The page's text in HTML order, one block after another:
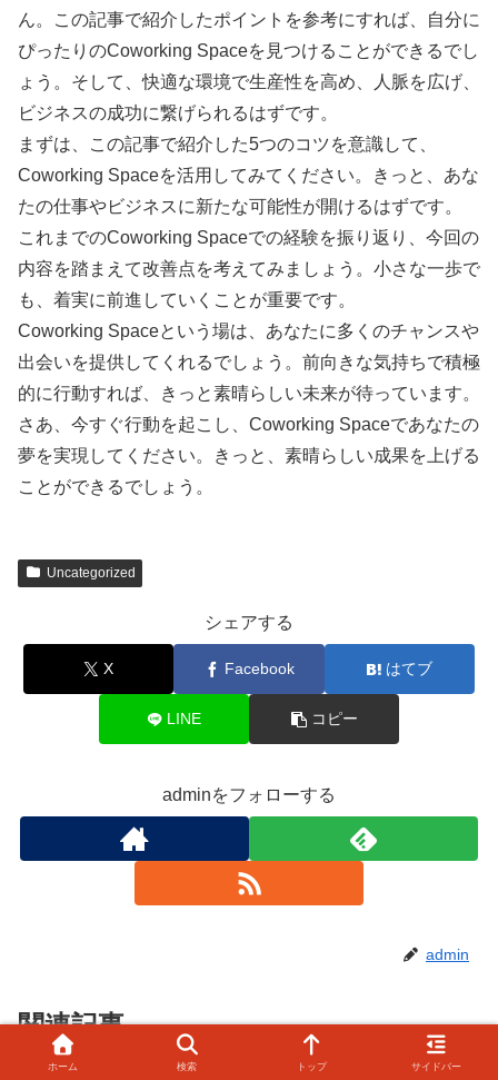
ん。この記事で紹介したポイントを参考にすれば、自分に
ぴったりのCoworking Spaceを見つけることができるでし
ょう。そして、快適な環境で生産性を高め、人脈を広げ、
ビジネスの成功に繋げられるはずです。
まずは、この記事で紹介した5つのコツを意識して、
Coworking Spaceを活用してみてください。きっと、あな
たの仕事やビジネスに新たな可能性が開けるはずです。
これまでのCoworking Spaceでの経験を振り返り、今回の
内容を踏まえて改善点を考えてみましょう。小さな一歩で
も、着実に前進していくことが重要です。
Coworking Spaceという場は、あなたに多くのチャンスや
出会いを提供してくれるでしょう。前向きな気持ちで積極
的に行動すれば、きっと素晴らしい未来が待っています。
さあ、今すぐ行動を起こし、Coworking Spaceであなたの
夢を実現してください。きっと、素晴らしい成果を上げる
ことができるでしょう。
Uncategorized
シェアする
X Facebook はてブ
LINE コピー
adminをフォローする
admin
関連記事
ホーム 検索 トップ サイドバー